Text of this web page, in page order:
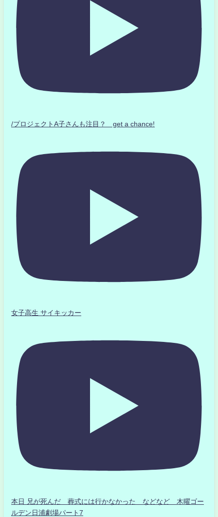
/プロジェクトA子さんも注目？ get a chance!
女子高生 サイキッカー
本日 兄が死んだ 葬式には行かなかった などなど 木曜ゴー
ルデン日浦劇場パート7